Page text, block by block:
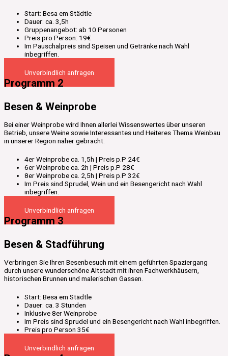
Start: Besa em Städtle
Dauer: ca. 3,5h
Gruppenangebot: ab 10 Personen
Preis pro Person: 19€
Im Pauschalpreis sind Speisen und Getränke nach Wahl
inbegriffen.
Unverbindlich anfragen
Programm 2
Besen & Weinprobe
Bei einer Weinprobe wird Ihnen allerlei Wissenswertes über unseren
Betrieb, unsere Weine sowie Interessantes und Heiteres Thema Weinbau
in unserer Region näher gebracht.
4er Weinprobe ca. 1,5h | Preis p.P 24€
6er Weinprobe ca. 2h | Preis p.P 28€
8er Weinprobe ca. 2,5h | Preis p.P 32€
Im Preis sind Sprudel, Wein und ein Besengericht nach Wahl
inbegriffen.
Unverbindlich anfragen
Programm 3
Besen & Stadführung
Verbringen Sie Ihren Besenbesuch mit einem geführten Spaziergang
durch unsere wunderschöne Altstadt mit ihren Fachwerkhäusern,
historischen Brunnen und malerischen Gassen.
Start: Besa em Städtle
Dauer: ca. 3 Stunden
Inklusive 8er Weinprobe
Im Preis sind Sprudel und ein Besengericht nach Wahl inbegriffen.
Preis pro Person 35€
Unverbindlich anfragen